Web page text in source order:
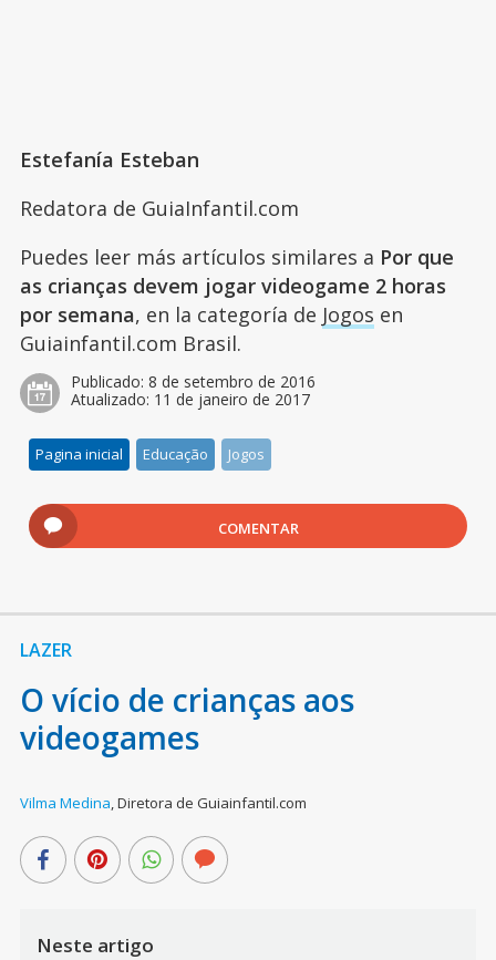
Estefanía Esteban
Redatora de GuiaInfantil.com
Puedes leer más artículos similares a Por que
as crianças devem jogar videogame 2 horas
por semana, en la categoría de Jogos en
Guiainfantil.com Brasil.
Publicado: 8 de setembro de 2016
Atualizado: 11 de janeiro de 2017
Pagina inicial Educação Jogos
COMENTAR
LAZER
O vício de crianças aos
videogames
Vilma Medina,Diretora de Guiainfantil.com
Neste artigo